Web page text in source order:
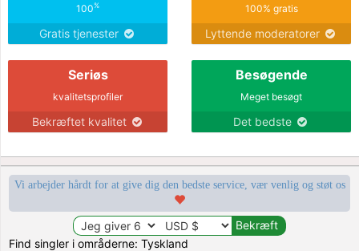
100%
Gratis tjenester
100% gratis
Lyttende moderatorer
Seriøs
kvalitetsprofiler
Bekræftet kvalitet
Besøgende
Meget besøgt
Det bedste
Vi arbejder hårdt for at give dig den bedste service, vær venlig og støt os
Find singler i områderne: Tyskland